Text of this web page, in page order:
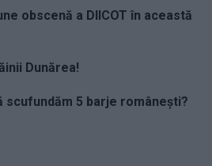
obscenă a DIICOT în această
Dunărea!
scufundăm 5 barje românești?